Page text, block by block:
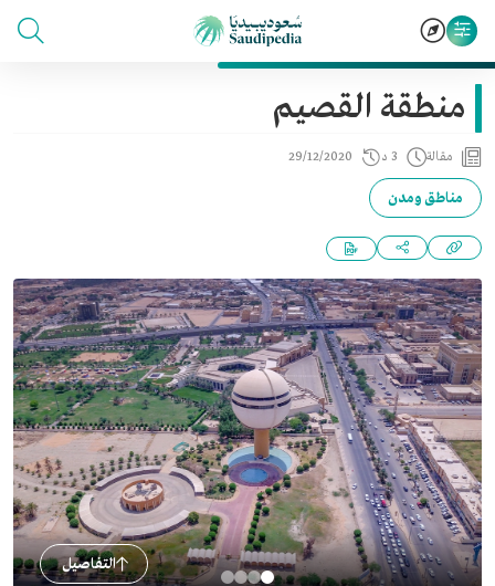
منطقة القصيم
مقالة 3 د 29/12/2020
مناطق ومدن
التفاصيل